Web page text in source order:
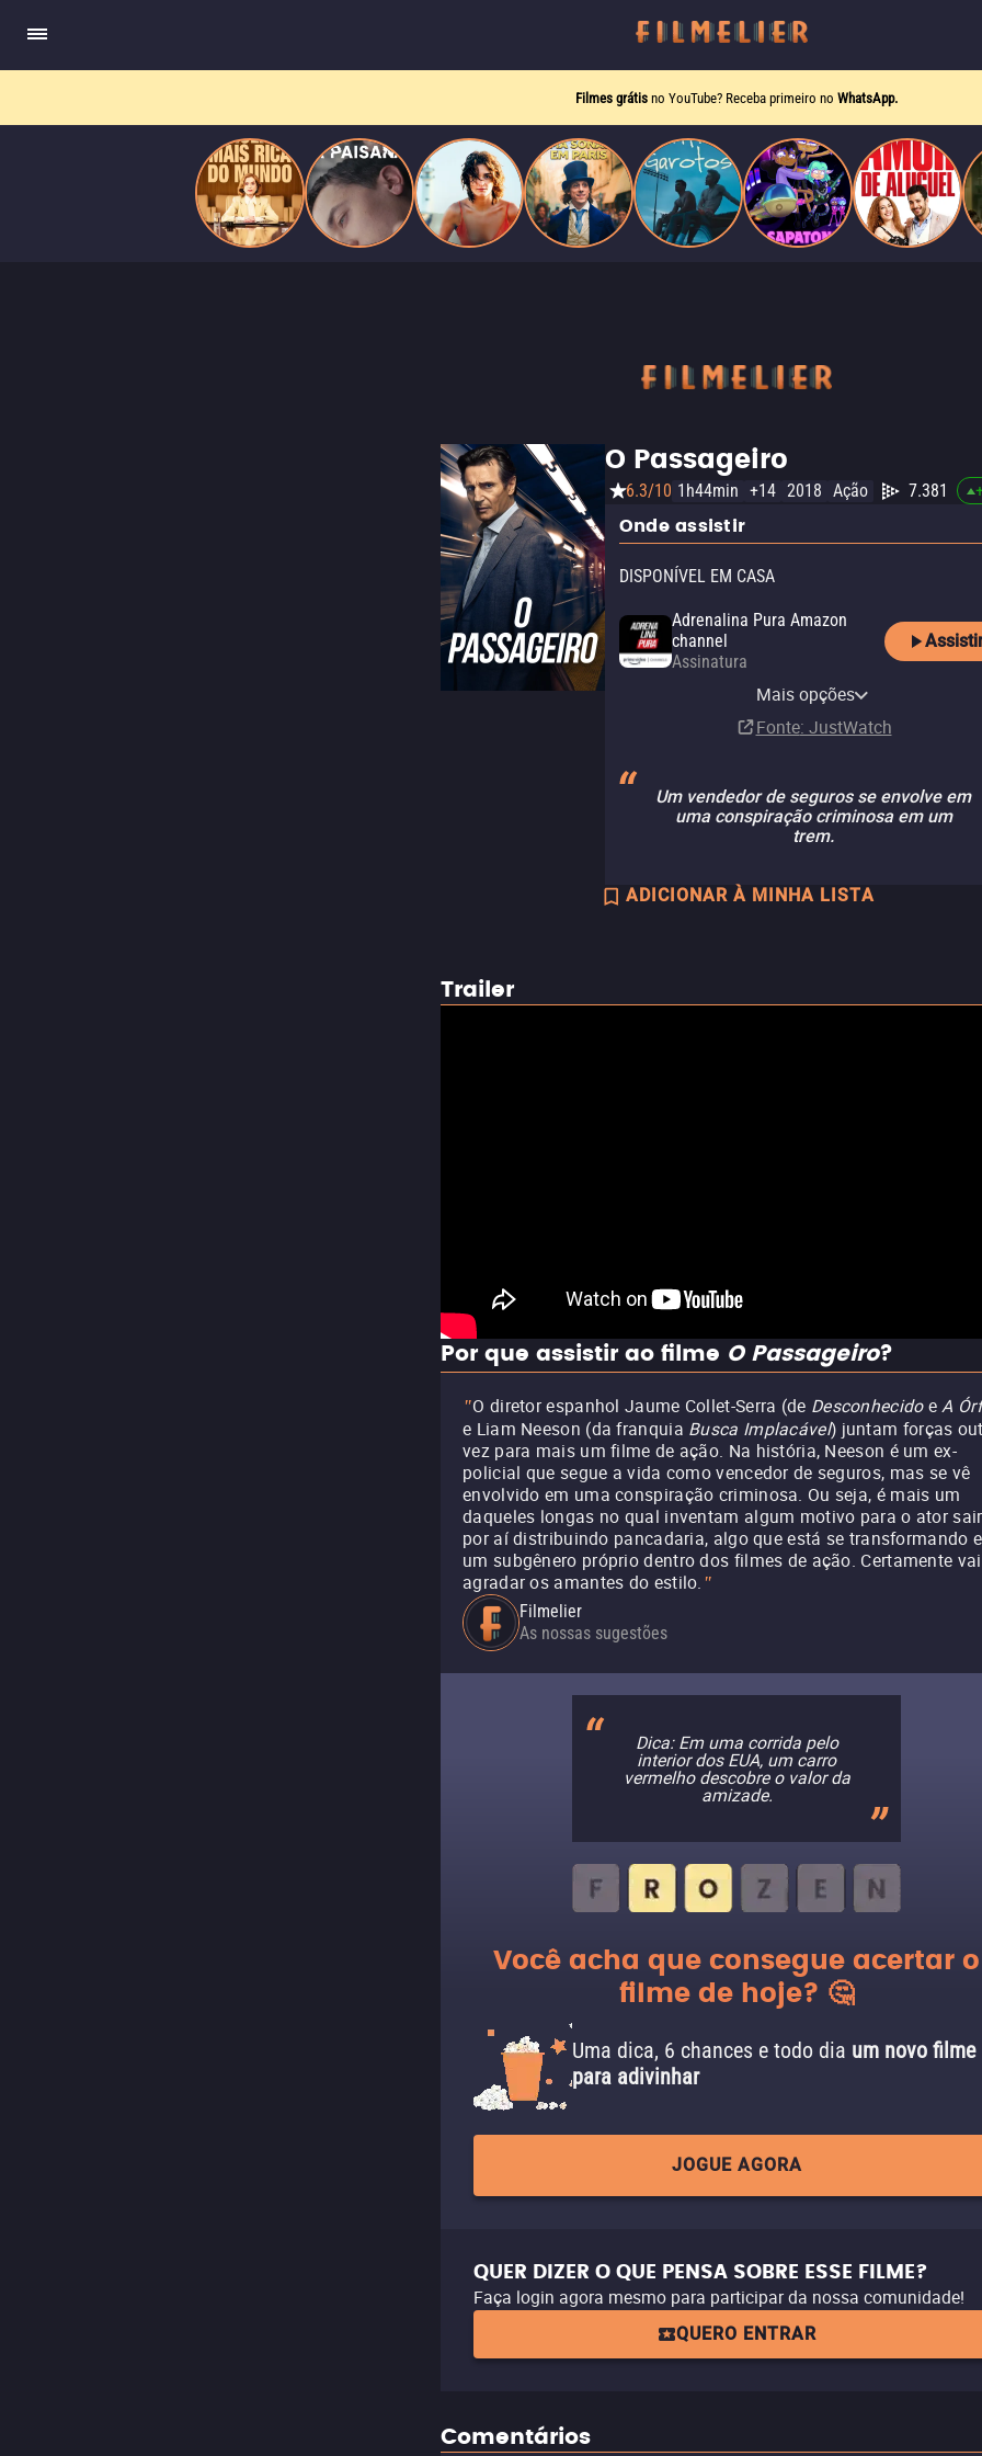
Filmes grátis no YouTube? Receba primeiro no WhatsApp.
O Passageiro
6.3/10 1h44min +14 2018 Ação 7.381
Onde assistir
DISPONÍVEL EM CASA
Adrenalina Pura Amazon
channel
Assinatura
Adrenalina Pura Apple TV
Assinatura
Adrenalina Pura+ Claro tv+
Assinatura
Apple TV Store
R$ 11,90
YouTube
Mais opções
Fonte: JustWatch
Um vendedor de seguros se envolve em
uma conspiração criminosa em um
trem.
ADICIONAR À MINHA LISTA
Trailer
Por que assistir ao filme O Passageiro?
"O diretor espanhol Jaume Collet-Serra (de DesconhecidoeA
e Liam Neeson (da franquia Busca Implacável) juntam forças
vez para mais um filme de ação. Na história, Neeson é um ex-
policial que segue a vida como vencedor de seguros, mas se vê
envolvido em uma conspiração criminosa. Ou seja, é mais um
daqueles longas no qual inventam algum motivo para o ator sair
por aí distribuindo pancadaria, algo que está se transformando
um subgênero próprio dentro dos filmes de ação. Certamente vai
agradar os amantes do estilo. "
Filmelier
As nossas sugestões
Dica: Em uma corrida pelo
interior dos EUA, um carro
vermelho descobre o valor da
amizade.
Você acha que consegue acertar o
filme de hoje? 🤔
Uma dica, 6 chances e todo dia um novo filme
para adivinhar
JOGUE AGORA
QUER DIZER O QUE PENSA SOBRE ESSE FILME?
Faça login agora mesmo para participar da nossa comunidade!
QUERO ENTRAR
Comentários
do
Mundo